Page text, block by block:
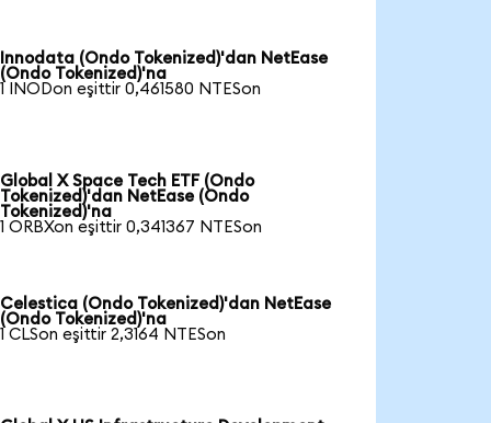
Innodata (Ondo Tokenized)'dan NetEase
(Ondo Tokenized)'na
1 INODon eşittir 0,461580 NTESon
Global X Space Tech ETF (Ondo
Tokenized)'dan NetEase (Ondo
Tokenized)'na
1 ORBXon eşittir 0,341367 NTESon
Celestica (Ondo Tokenized)'dan NetEase
(Ondo Tokenized)'na
1 CLSon eşittir 2,3164 NTESon